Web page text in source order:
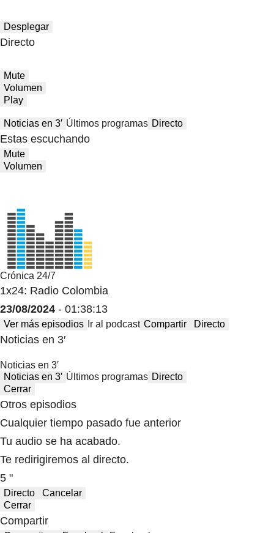
Desplegar
Directo
Mute
Volumen
Play
Noticias en 3′ Últimos programas Directo
Estas escuchando
Mute
Volumen
Crónica 24/7
1x24: Radio Colombia
23/08/2024 - 01:38:13
Ver más episodios Ir al podcast Compartir Directo
Noticias en 3′
Noticias en 3′
Noticias en 3′ Últimos programas Directo
Cerrar
Otros episodios
Cualquier tiempo pasado fue anterior
Tu audio se ha acabado.
Te redirigiremos al directo.
5 "
Directo
Cancelar
Cerrar
Compartir